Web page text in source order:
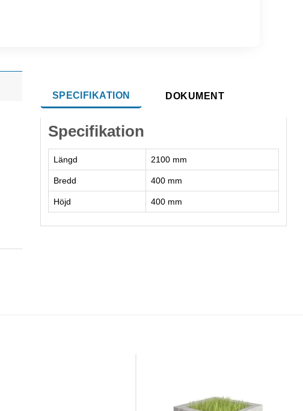
SPECIFIKATION DOKUMENT
Specifikation
Längd 2100 mm
Bredd 400 mm
Höjd 400 mm